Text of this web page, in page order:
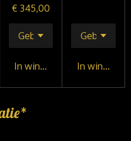
€ 345,00
In winkelwagenIn